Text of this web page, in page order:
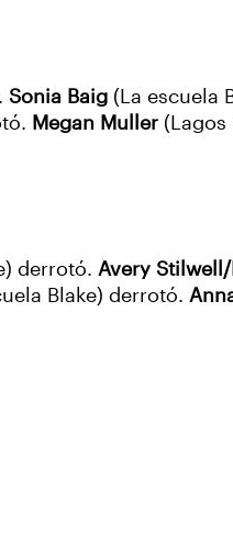
Sonia Baig (La escuela
Megan Muller (Lagos
derrotó. Avery
Blake) derrotó.